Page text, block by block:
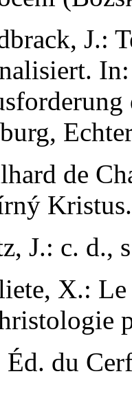
J.:
de
J.: c. d.,
X.: Le
Éd. du